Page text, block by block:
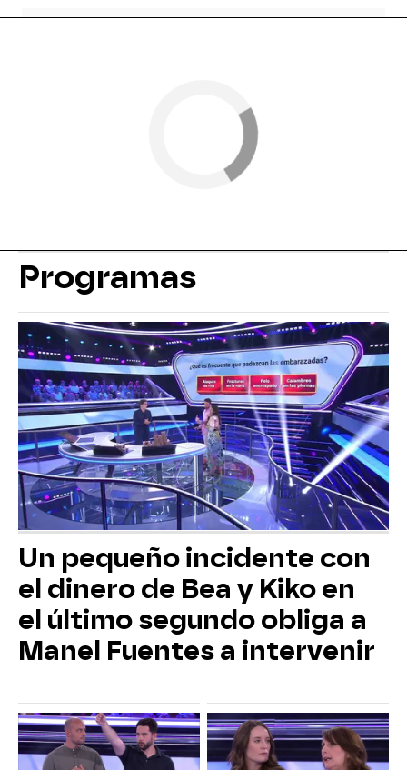
Programas
Un pequeño incidente con
el dinero de Bea y Kiko en
el último segundo obliga a
Manel Fuentes a intervenir